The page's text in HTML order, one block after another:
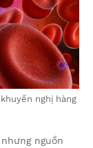
nghị hàng
nguồn